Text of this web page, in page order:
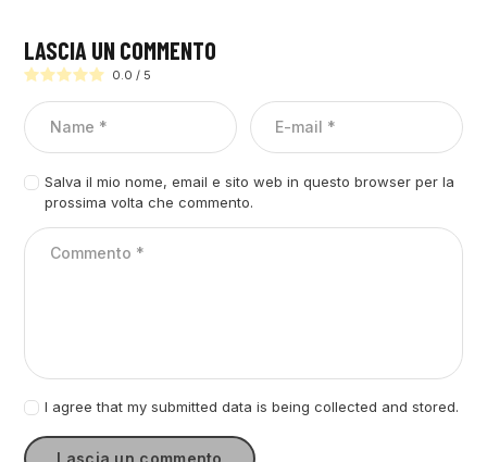
LASCIA UN COMMENTO
0.0 / 5
Salva il mio nome, email e sito web in questo browser per la
prossima volta che commento.
I agree that my submitted data is being collected and stored.